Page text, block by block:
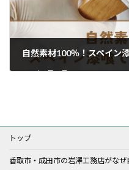
2024年6月21日
トップ
香取市・成田市の岩澤工務店がな